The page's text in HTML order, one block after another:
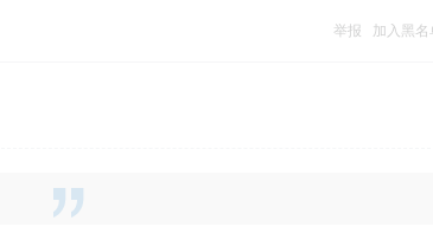
举报 加入黑名